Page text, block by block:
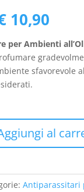
prezzo
13,90.
10,90Il
è:
€
per Ambienti
sfavorevole
al
Antiparassitari